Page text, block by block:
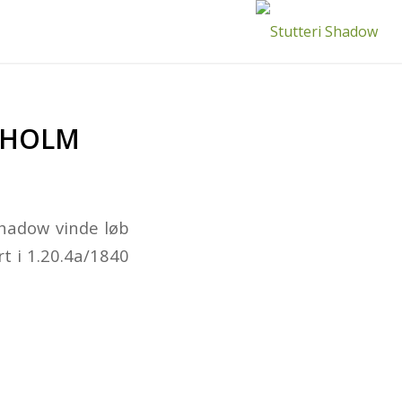
vinde løb
i 1.20.4a/1840